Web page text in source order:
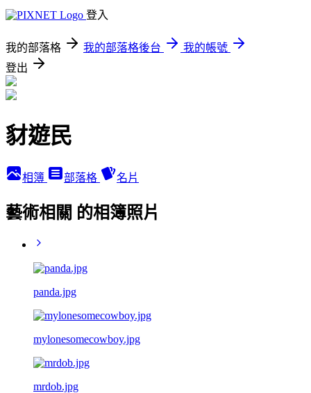
登入
我的部落格 我的部落格後台
我的帳號
登出
豺遊民
相簿 部落格 名片
藝術相關 的相簿照片
panda.jpg
mylonesomecowboy.jpg
mrdob.jpg